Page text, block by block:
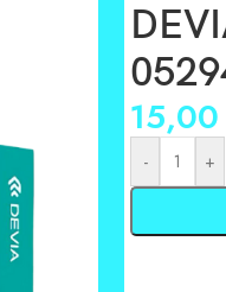
15,00
- +